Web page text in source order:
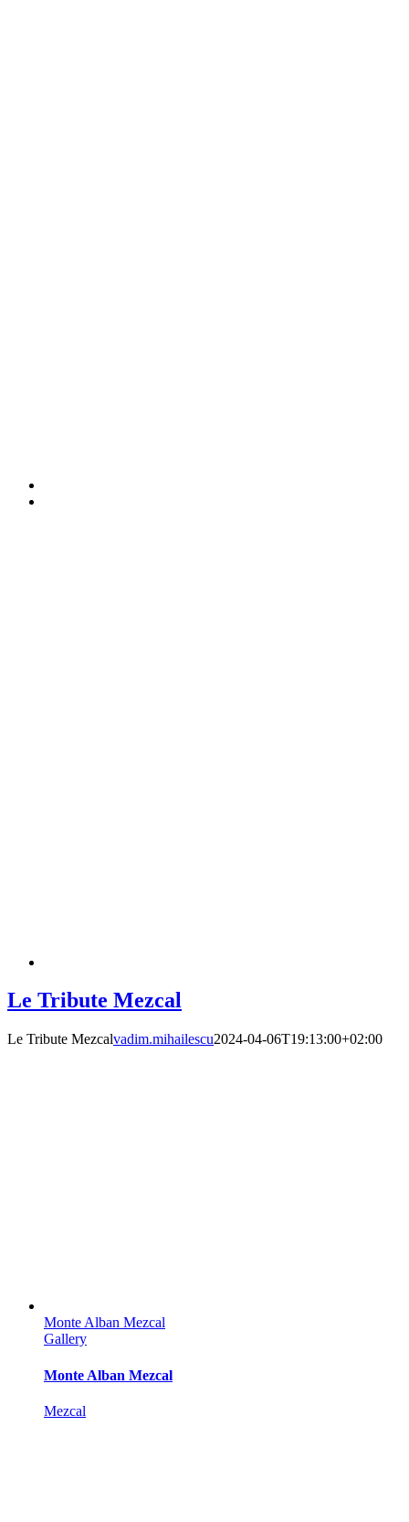
Le Tribute Mezcal
Le Tribute Mezcalvadim.mihailescu2024-04-06T19:13:00+02:00
Monte Alban Mezcal
Gallery
Monte Alban Mezcal
Mezcal